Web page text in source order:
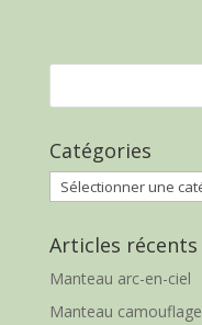
Catégories
Catégories
Articles récents
Manteau arc-en-ciel
Manteau camouflage